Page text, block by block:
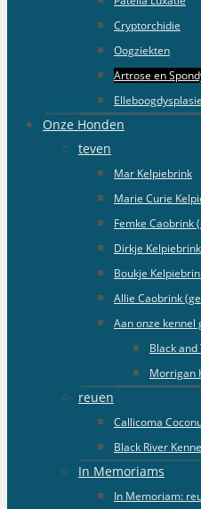
Cryptorchidie
Oogziekten
Artrose en
Elleboogdysplasie
Onze Honden
teven
Mar Kelpiebrink
Marie Curie
Femke Caobrink
Dirkje
Boukje
Allie Caobrink
Aan onze
Black and
Morrigan
reuen
Callicoma
Black River
In Memoriams
In Memoriam: